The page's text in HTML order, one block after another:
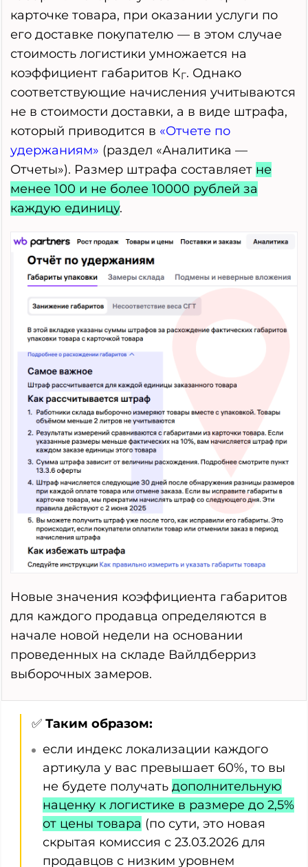
карточке товара, при оказании услуги по
его доставке покупателю — в этом случае
стоимость логистики умножается на
коэффициент габаритов КГ. Однако
соответствующие начисления учитываются
не в стоимости доставки, а в виде штрафа,
который приводится в «Отчете по
удержаниям» (раздел «Аналитика —
Отчеты»). Размер штрафа составляет не
менее 100 и не более 10000 рублей за
каждую единицу.
Новые значения коэффициента габаритов
для каждого продавца определяются в
начале новой недели на основании
проведенных на складе Вайлдберриз
выборочных замеров.
✅ Таким образом:
если индекс локализации каждого
артикула у вас превышает 60%, то вы
не будете получать дополнительную
наценку к логистике в размере до 2,5%
от цены товара (по сути, это новая
скрытая комиссия с 23.03.2026 для
продавцов с низким уровнем